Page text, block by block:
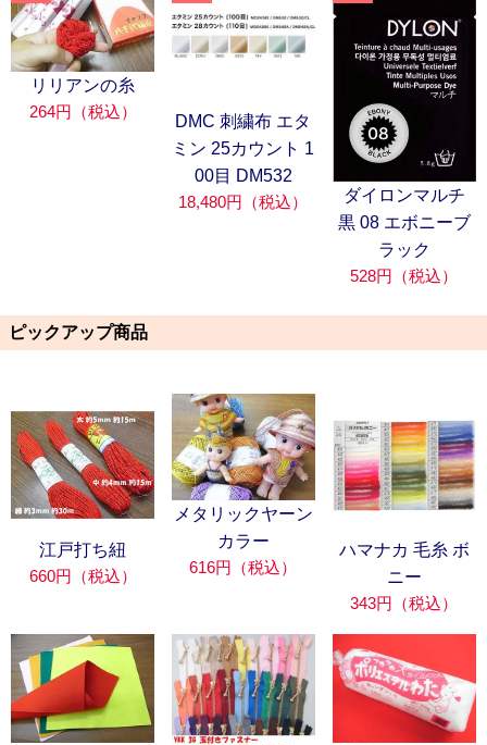
リリアンの糸
264円（税込）
DMC 刺繍布 エタ
ミン 25カウント 1
00目 DM532
18,480円（税込）
ダイロンマルチ
黒 08 エボニーブ
ラック
528円（税込）
ピックアップ商品
江戸打ち紐
660円（税込）
メタリックヤーン
カラー
616円（税込）
ハマナカ 毛糸 ボ
ニー
343円（税込）